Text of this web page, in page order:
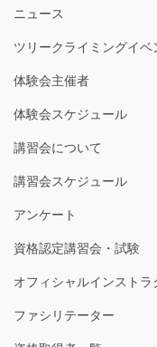
ニュース
ツリークライミングイ
体験会主催者
体験会スケジュール
講習会について
講習会スケジュール
アンケート
資格認定講習会・試験
オフィシャルインストラ
ファシリテーター